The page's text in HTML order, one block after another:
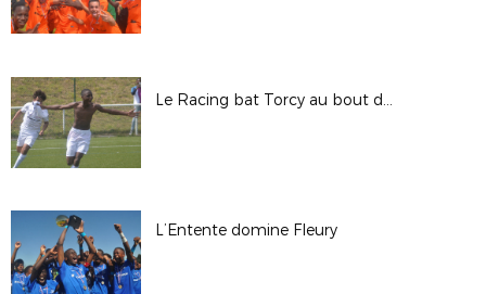
Le Racing bat Torcy au bout du suspense
L’Entente domine Fleury